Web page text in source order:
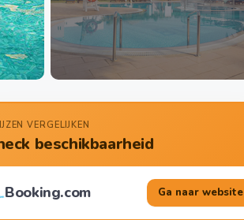
VERGELIJKEN
beschikbaarheid
Booking.com Ga naar website